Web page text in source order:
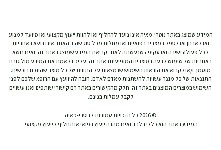
המידע שמוצג באתר נוטרי-מאיה אינו נועד להחליף ואו להוות ייעוץ מקצועי ואו מיועד למנוע
ואו לאבחן ואו לטפל במצבים רפואיים ואו מחלות מכל סוג שהם. האתר אינו נושא באחריות
לכל פעולה ישירה ואו עקיפה שנעשתה לאחר קריאת המידע שמוצג באתר זה, ואינו נושא
באחריות של שימוש לרעה במוצרים המופיעים באתר זה. עליכם לאמת את המידע מול גורם
מוסמך ו/או לקרוא את הוראות השימוש שנמצאות על התווית של כל מוצר שהינכם רוכשים.
התוצאות של כל מוצר עשויות להשתנות מאדם לאדם. חובה להיוועץ עם הרופא שלכם לפני
השימוש במוצרים המוצגים באתר זה. חלק מהקישורים באתר הם קישורי שותפים ואנו עשויים
לקבל עמלות בגינם.
© 2026 כל הזכויות שמורות לנוטרי-מאיה
המידע באתר הוא כללי בלבד ואינו מהווה ייעוץ רפואי או תחליף לייעוץ מקצועי.